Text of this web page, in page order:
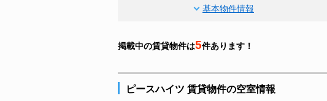
基本物件情報
掲載中の賃貸物件は5件あります！
ピースハイツ 賃貸物件の空室情報